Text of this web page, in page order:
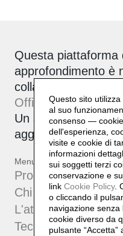
Questa piattaforma
approfondimento è
collaborazione tra
Officinebit.ch.
Un archivio attivo,
aggiornamento.
Menu
Progetti
Chi sono
L'atelier
Tecniche
Questo sito
al suo
consenso —
dell'esperienza,
visite e cookie di
informazioni
sui soggetti terzi
conservazione e
link Cookie Policy.
o cliccando il
navigazione
cookie diverso da
pulsante “Accetta”